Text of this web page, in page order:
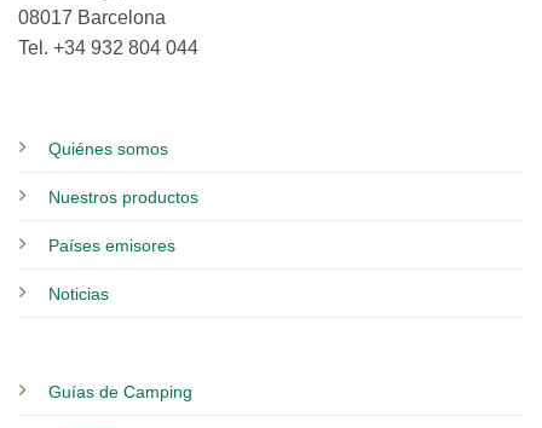
08017 Barcelona
Tel. +34 932 804 044
Quiénes somos
Nuestros productos
Países emisores
Noticias
Guías de Camping